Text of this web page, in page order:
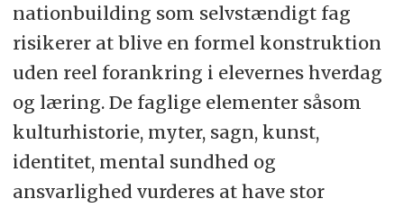
nationbuilding som selvstændigt fag
risikerer at blive en formel konstruktion
uden reel forankring i elevernes hverdag
og læring. De faglige elementer såsom
kulturhistorie, myter, sagn, kunst,
identitet, mental sundhed og
ansvarlighed vurderes at have stor